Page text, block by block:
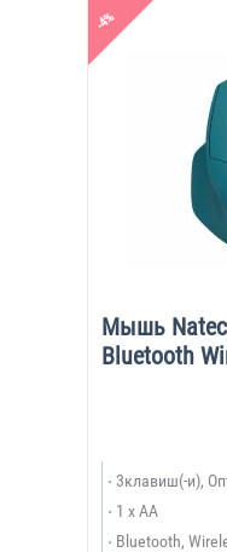
-4%
Мышь Natec
Bluetooth
3клавиш(-и),
1 x AA
Bluetooth,